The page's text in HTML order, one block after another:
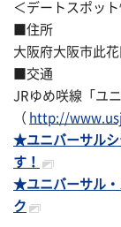
＜デートスポッ
■住所
大阪府大阪市此
■交通
JRゆめ咲線「ユ
（ http://
★ユニバーサルシ
す！
★ユニバーサル・
ク